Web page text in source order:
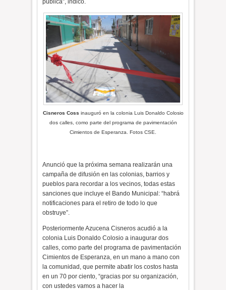
pública”, indicó.
Cisneros Coss inauguró en la colonia Luis Donaldo Colosio
dos calles, como parte del programa de pavimentación
Cimientos de Esperanza. Fotos CSE.
Anunció que la próxima semana realizarán una
campaña de difusión en las colonias, barrios y
pueblos para recordar a los vecinos, todas estas
sanciones que incluye el Bando Municipal: “habrá
notificaciones para el retiro de todo lo que
obstruye”.
Posteriormente Azucena Cisneros acudió a la
colonia Luis Donaldo Colosio a inaugurar dos
calles, como parte del programa de pavimentación
Cimientos de Esperanza, en un mano a mano con
la comunidad, que permite abatir los costos hasta
en un 70 por ciento, “gracias por su organización,
con ustedes vamos a hacer la